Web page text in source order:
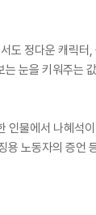
도 정다운 캐릭터,
는 눈을 키워주는
인물에서 나혜석
용 노동자의 증언